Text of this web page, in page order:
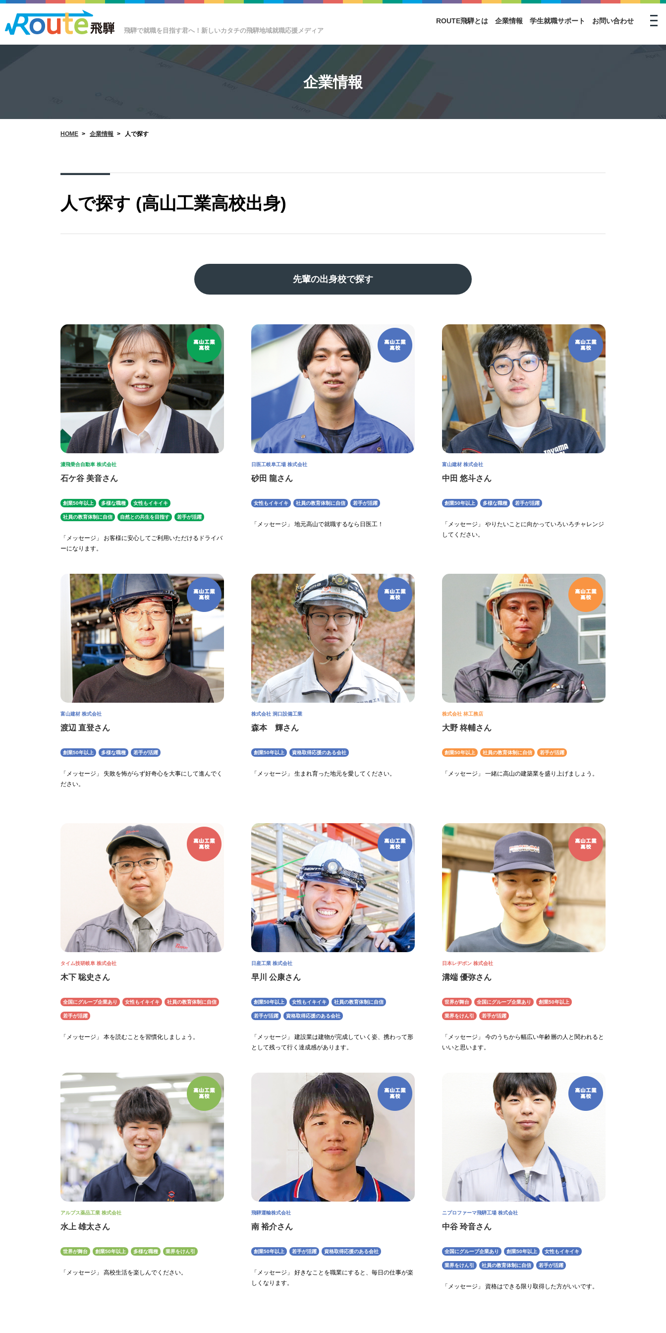
飛騨で就職を目指す君へ！新しいカタチの飛騨地域就職応援メディア
ROUTE飛騨とは 企業情報 学生就職サポート お問い合わせ
企業情報
HOME > 企業情報 > 人で探す
人で探す (高山工業高校出身)
先輩の出身校で探す
濃飛乗合自動車 株式会社
石ケ谷 美音さん
創業50年以上 多様な職種 女性もイキイキ
社員の教育体制に自信 自然との共生を目指す 若手が活躍
「メッセージ」 お客様に安心してご利用いただけるドライバ
ーになります。
日医工岐阜工場 株式会社
砂田 龍さん
女性もイキイキ 社員の教育体制に自信 若手が活躍
「メッセージ」 地元高山で就職するなら日医工！
富山建材 株式会社
中田 悠斗さん
創業50年以上 多様な職種 若手が活躍
「メッセージ」 やりたいことに向かっていろいろチャレンジ
してください。
富山建材 株式会社
渡辺 直登さん
創業50年以上 多様な職種 若手が活躍
「メッセージ」 失敗を怖がらず好奇心を大事にして進んでく
ださい。
株式会社 洞口設備工業
森本 輝さん
創業50年以上 資格取得応援のある会社
「メッセージ」 生まれ育った地元を愛してください。
株式会社 林工務店
大野 柊輔さん
創業50年以上 社員の教育体制に自信 若手が活躍
「メッセージ」 一緒に高山の建築業を盛り上げましょう。
タイム技研岐阜 株式会社
木下 聡史さん
全国にグループ企業あり 女性もイキイキ 社員の教育体制に自信
若手が活躍
「メッセージ」 本を読むことを習慣化しましょう。
日産工業 株式会社
早川 公康さん
創業50年以上 女性もイキイキ 社員の教育体制に自信
若手が活躍 資格取得応援のある会社
「メッセージ」 建設業は建物が完成していく姿、携わって形
として残って行く達成感があります。
日本レヂボン 株式会社
溝端 優弥さん
世界が舞台 全国にグループ企業あり 創業50年以上
業界をけん引 若手が活躍
「メッセージ」 今のうちから幅広い年齢層の人と関われると
いいと思います。
アルプス薬品工業 株式会社
水上 雄太さん
世界が舞台 創業50年以上 多様な職種 業界をけん引
「メッセージ」 高校生活を楽しんでください。
飛騨運輸株式会社
南 裕介さん
創業50年以上 若手が活躍 資格取得応援のある会社
「メッセージ」 好きなことを職業にすると、毎日の仕事が楽
しくなります。
ニプロファーマ飛騨工場 株式会社
中谷 玲音さん
全国にグループ企業あり 創業50年以上 女性もイキイキ
業界をけん引 社員の教育体制に自信 若手が活躍
「メッセージ」 資格はできる限り取得した方がいいです。